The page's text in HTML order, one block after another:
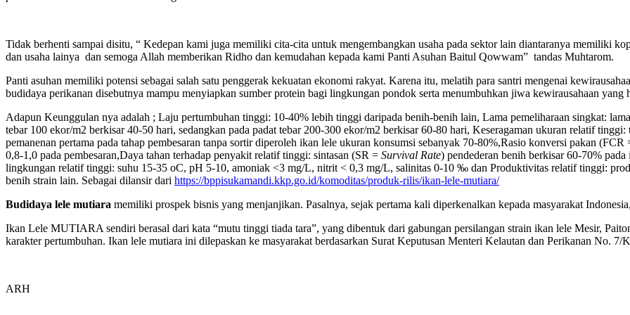
Tidak berhenti sampai disitu, “ Kedepan kami juga memiliki cita-cita untuk mengembangkan usaha pada sektor lain diantaranya memiliki
dan usaha lainya dan semoga Allah memberikan Ridho dan kemudahan kepada kami Panti Asuhan Baitul Qowwam” tandas Muhtarom.
Panti asuhan memiliki potensi sebagai salah satu penggerak kekuatan ekonomi rakyat. Karena itu, melatih para santri mengenai
budidaya perikanan disebutnya mampu menyiapkan sumber protein bagi lingkungan pondok serta menumbuhkan jiwa kewirausahaan yang
Adapun Keunggulan nya adalah ; Laju pertumbuhan tinggi: 10-40% lebih tinggi daripada benih-benih lain, Lama pemeliharaan singkat:
tebar 100 ekor/m2 berkisar 40-50 hari, sedangkan pada padat tebar 200-300 ekor/m2 berkisar 60-80 hari, Keseragaman ukuran relatif
pemanenan pertama pada tahap pembesaran tanpa sortir diperoleh ikan lele ukuran konsumsi sebanyak 70-80%,Rasio konversi pakan (FCR
0,8-1,0 pada pembesaran,Daya tahan terhadap penyakit relatif tinggi: sintasan (SR = Survival Rate) pendederan benih berkisar 60-70%
lingkungan relatif tinggi: suhu 15-35 oC, pH 5-10, amoniak <3 mg/L, nitrit < 0,3 mg/L, salinitas 0-10 ‰ dan Produktivitas relatif tinggi:
benih strain lain. Sebagai dilansir dari https://bppisukamandi.kkp.go.id/komoditas/produk-rilis/ikan-lele-mutiara/
Budidaya lele mutiara memiliki prospek bisnis yang menjanjikan. Pasalnya, sejak pertama kali diperkenalkan kepada masyarakat
Ikan Lele MUTIARA sendiri berasal dari kata “mutu tinggi tiada tara”, yang dibentuk dari gabungan persilangan strain ikan lele Mesir,
karakter pertumbuhan. Ikan lele mutiara ini dilepaskan ke masyarakat berdasarkan Surat Keputusan Menteri Kelautan dan Perikanan No.
ARH